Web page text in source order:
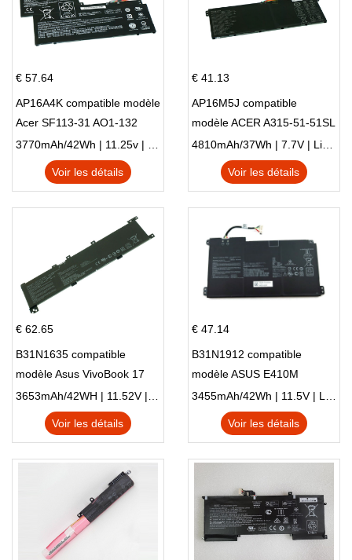
€ 57.64
AP16A4K compatible modèle
Acer SF113-31 AO1-132
NE132
3770mAh/42Wh | 11.25v | Li-ion ...
Voir les détails
€ 41.13
AP16M5J compatible
modèle ACER A315-51-51SL
N17Q1 SERIES
4810mAh/37Wh | 7.7V | Li-ion ...
Voir les détails
€ 62.65
B31N1635 compatible
modèle Asus VivoBook 17
X705NC X705UA X705UV
X705UN X705UD
3653mAh/42WH | 11.52V | Li-ion ...
Voir les détails
€ 47.14
B31N1912 compatible
modèle ASUS E410M
E410MA L410MA
3455mAh/42Wh | 11.5V | Li-ion ...
Voir les détails